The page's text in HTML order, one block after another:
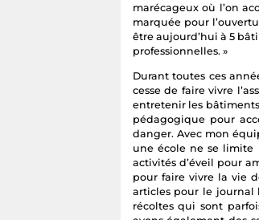
marécageux où l’on
marquée pour
être aujourd’hui à 5
professionnelles. »
Durant toutes ces
cesse de faire vivre
entretenir les
pédagogique pour
danger. Avec mon
une école ne se limite
activités d’éveil pour
pour faire vivre la vie
articles pour le journal
récoltes qui sont